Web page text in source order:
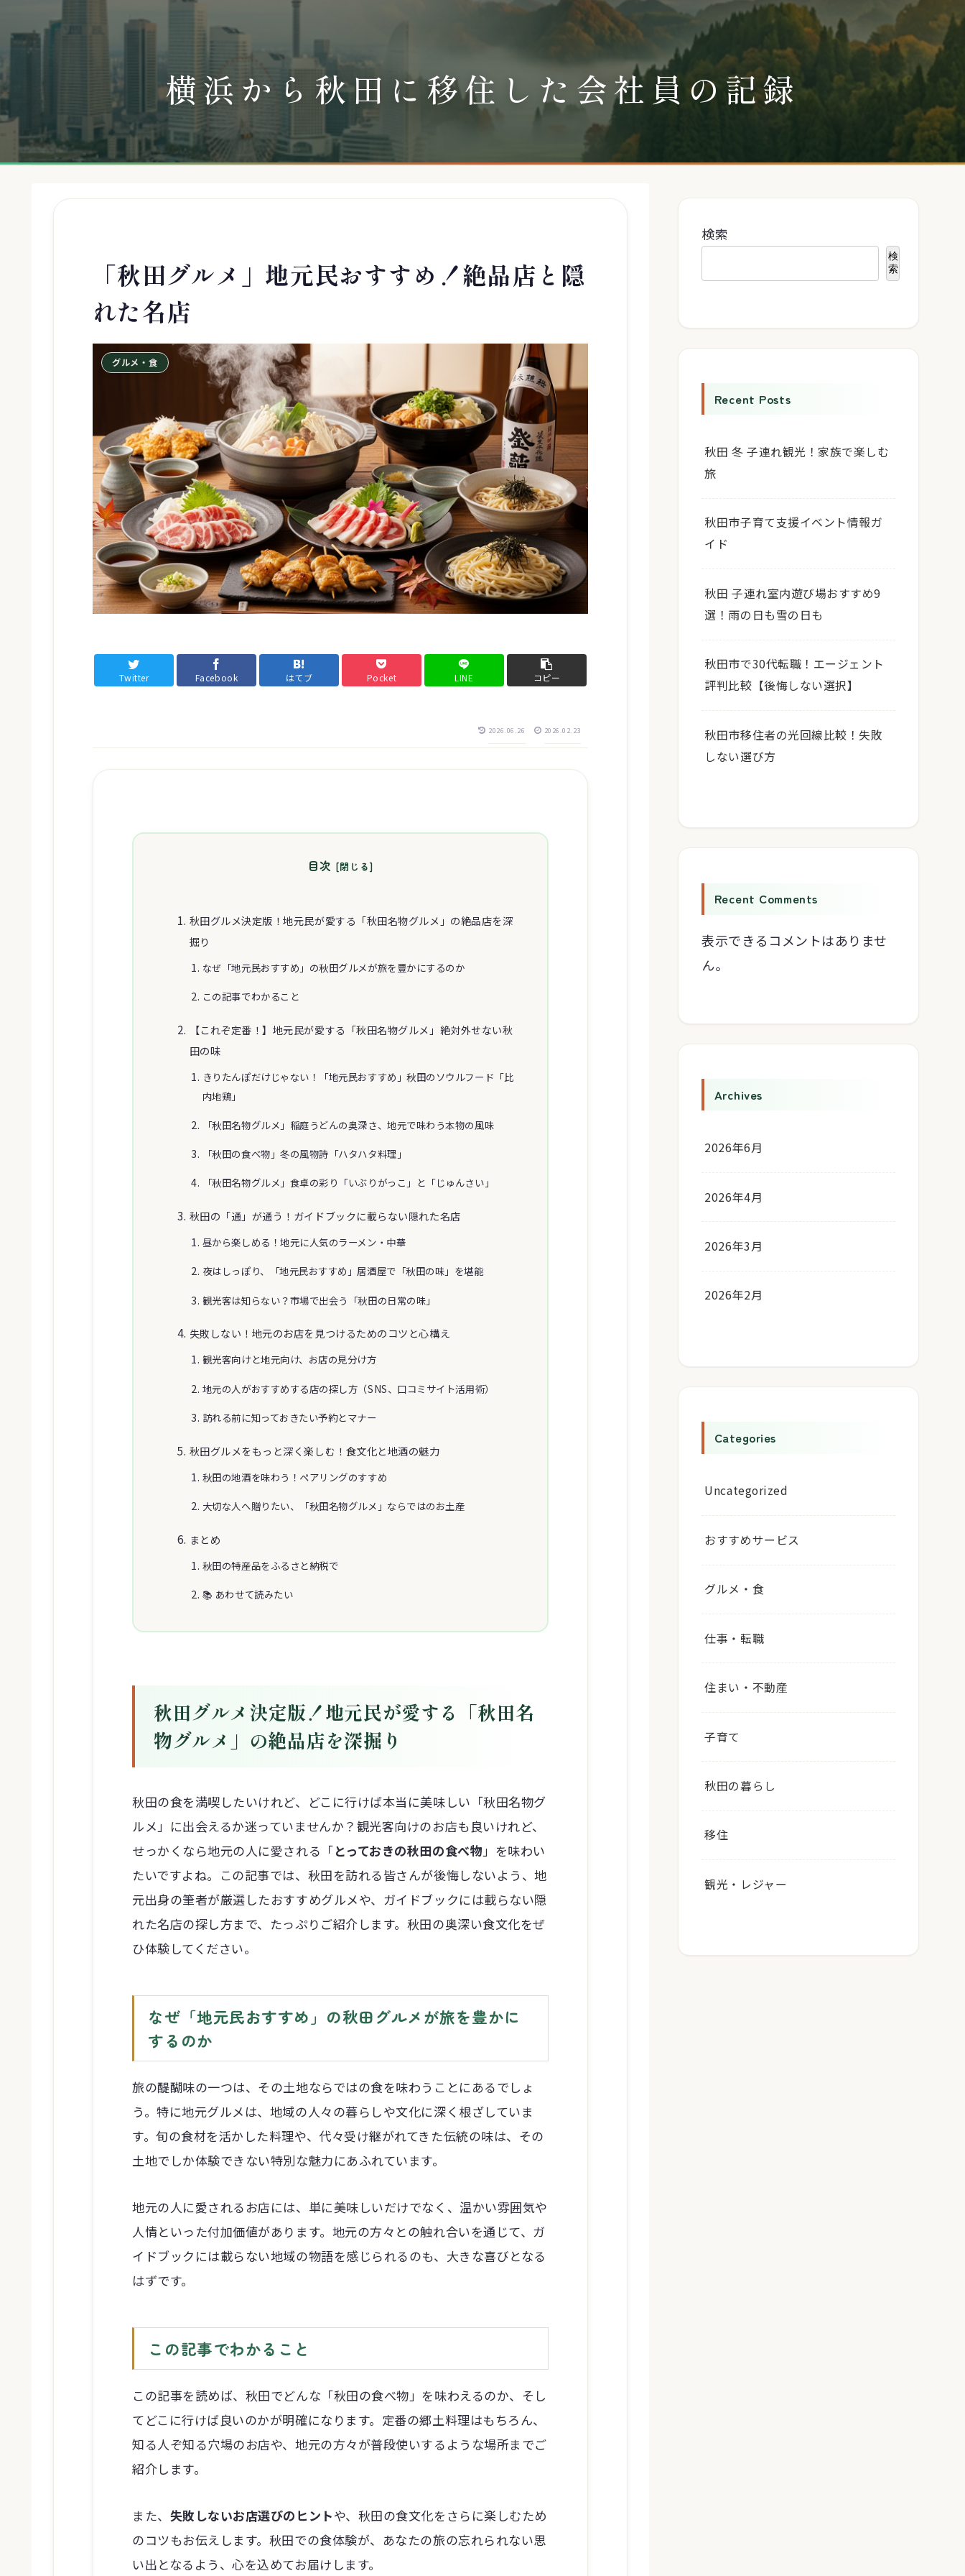
横浜から秋田に移住した会社員の記録
「秋田グルメ」地元民おすすめ！絶品店と隠
れた名店
グルメ・食
Twitter Facebook はてブ Pocket LINE コピー
2026.06.26 2026.02.23
目次
秋田グルメ決定版！地元民が愛する「秋田名物グルメ」の絶品店を深
掘り
なぜ「地元民おすすめ」の秋田グルメが旅を豊かにするのか
この記事でわかること
【これぞ定番！】地元民が愛する「秋田名物グルメ」絶対外せない秋
田の味
きりたんぽだけじゃない！「地元民おすすめ」秋田のソウルフード「比
内地鶏」
「秋田名物グルメ」稲庭うどんの奥深さ、地元で味わう本物の風味
「秋田の食べ物」冬の風物詩「ハタハタ料理」
「秋田名物グルメ」食卓の彩り「いぶりがっこ」と「じゅんさい」
秋田の「通」が通う！ガイドブックに載らない隠れた名店
昼から楽しめる！地元に人気のラーメン・中華
夜はしっぽり、「地元民おすすめ」居酒屋で「秋田の味」を堪能
観光客は知らない？市場で出会う「秋田の日常の味」
失敗しない！地元のお店を見つけるためのコツと心構え
観光客向けと地元向け、お店の見分け方
地元の人がおすすめする店の探し方（SNS、口コミサイト活用術）
訪れる前に知っておきたい予約とマナー
秋田グルメをもっと深く楽しむ！食文化と地酒の魅力
秋田の地酒を味わう！ペアリングのすすめ
大切な人へ贈りたい、「秋田名物グルメ」ならではのお土産
まとめ
秋田の特産品をふるさと納税で
📚 あわせて読みたい
秋田グルメ決定版！地元民が愛する「秋田名
物グルメ」の絶品店を深掘り
秋田の食を満喫したいけれど、どこに行けば本当に美味しい「秋田名物グ
ルメ」に出会えるか迷っていませんか？観光客向けのお店も良いけれど、
せっかくなら地元の人に愛される「とっておきの秋田の食べ物」を味わい
たいですよね。この記事では、秋田を訪れる皆さんが後悔しないよう、地
元出身の筆者が厳選したおすすめグルメや、ガイドブックには載らない隠
れた名店の探し方まで、たっぷりご紹介します。秋田の奥深い食文化をぜ
ひ体験してください。
なぜ「地元民おすすめ」の秋田グルメが旅を豊かに
するのか
旅の醍醐味の一つは、その土地ならではの食を味わうことにあるでしょ
う。特に地元グルメは、地域の人々の暮らしや文化に深く根ざしていま
す。旬の食材を活かした料理や、代々受け継がれてきた伝統の味は、その
土地でしか体験できない特別な魅力にあふれています。
地元の人に愛されるお店には、単に美味しいだけでなく、温かい雰囲気や
人情といった付加価値があります。地元の方々との触れ合いを通じて、ガ
イドブックには載らない地域の物語を感じられるのも、大きな喜びとなる
はずです。
この記事でわかること
この記事を読めば、秋田でどんな「秋田の食べ物」を味わえるのか、そし
てどこに行けば良いのかが明確になります。定番の郷土料理はもちろん、
知る人ぞ知る穴場のお店や、地元の方々が普段使いするような場所までご
紹介します。
また、 失敗しないお店選びのヒントや、秋田の食文化をさらに楽しむため
のコツもお伝えします。秋田での食体験が、あなたの旅の忘れられない思
い出となるよう、心を込めてお届けします。
検索
検
索
Recent Posts
秋田 冬 子連れ観光！家族で楽しむ
旅
秋田市子育て支援イベント情報ガ
イド
秋田 子連れ室内遊び場おすすめ9
選！雨の日も雪の日も
秋田市で30代転職！エージェント
評判比較【後悔しない選択】
秋田市移住者の光回線比較！失敗
しない選び方
Recent Comments
表示できるコメントはありませ
ん。
Archives
2026年6月
2026年4月
2026年3月
2026年2月
Categories
Uncategorized
おすすめサービス
グルメ・食
仕事・転職
住まい・不動産
子育て
秋田の暮らし
移住
観光・レジャー